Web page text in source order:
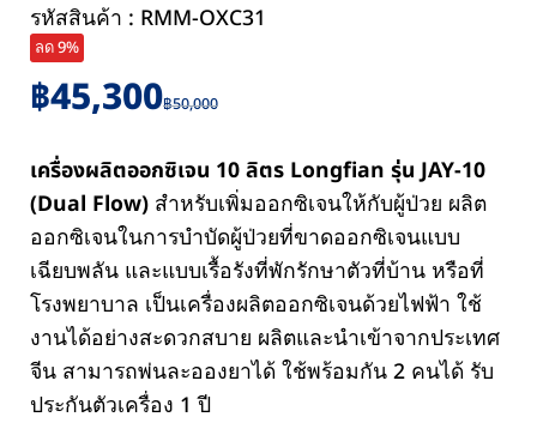
รหัสสินค้า : RMM-OXC31
ลด 9%
฿50,000
Original
price
was:
฿50,000.
฿45,300
Current
price
฿45,300.
เครื่องผลิตออกซิเจน 10 ลิตร Longfian รุ่น JAY-10
(Dual Flow) สำหรับเพิ่มออกซิเจนให้กับผู้ป่วย ผลิต
ออกซิเจนในการบำบัดผู้ป่วยที่ขาดออกซิเจนแบบ
เฉียบพลัน และแบบเรื้อรังที่พักรักษาตัวที่บ้าน หรือที่
โรงพยาบาล เป็นเครื่องผลิตออกซิเจนด้วยไฟฟ้า ใช้
งานได้อย่างสะดวกสบาย ผลิตและนำเข้าจากประเทศ
จีน สามารถพ่นละอองยาได้ ใช้พร้อมกัน 2 คนได้ รับ
ประกันตัวเครื่อง 1 ปี